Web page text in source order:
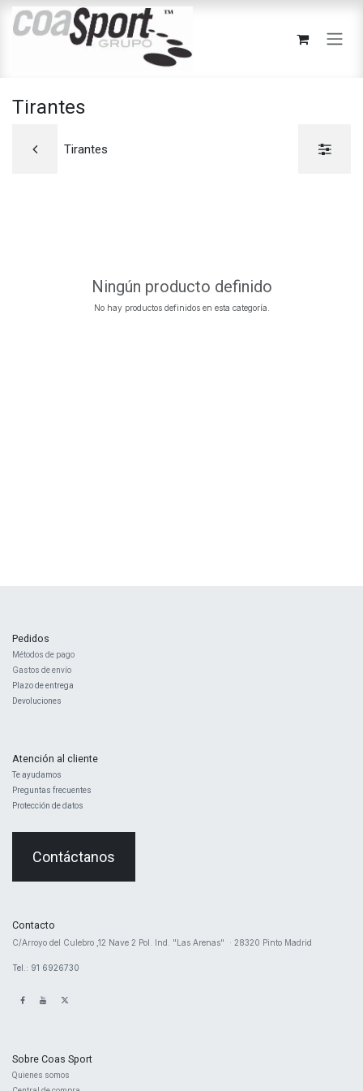
Ir al contenido
Tirantes
Tirantes
Ningún producto definido
No hay productos definidos en esta categoría.
Pedidos
Métodos de pago
Gastos de envío
Plazo de entrega
Devoluciones
Atención al cliente
Te ayudamos
Preguntas frecuentes
Protección de datos
Contáctanos
Contacto
​C/Arroyo del Culebro ,12 Nave 2 ​Pol. Ind. "Las Arenas" · 28320 Pinto Madrid
Tel.: 91 6926730
Sobre Coas Sport
Quienes ​somos